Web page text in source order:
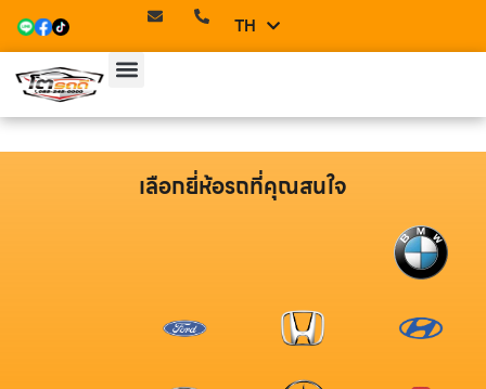
TH
EN
เลือกยี่ห้อรถที่คุณสนใจ